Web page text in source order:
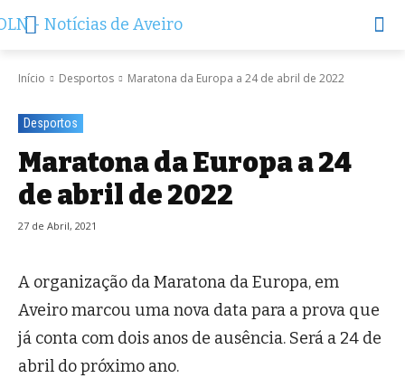
Início Desportos Maratona da Europa a 24 de abril de 2022
Desportos
Maratona da Europa a 24
de abril de 2022
27 de Abril, 2021
A organização da Maratona da Europa, em
Aveiro marcou uma nova data para a prova que
já conta com dois anos de ausência. Será a 24 de
abril do próximo ano.